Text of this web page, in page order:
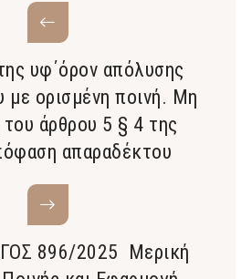
υφ΄όρον απόλυσης
με ορισμένη ποινή. Μη
άρθρου 5 § 4 της
απαραδέκτου
896/2025 Μερική